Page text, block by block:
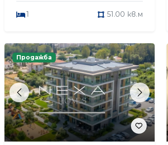
1 51.00 кв.м
Previous Next
Продажба